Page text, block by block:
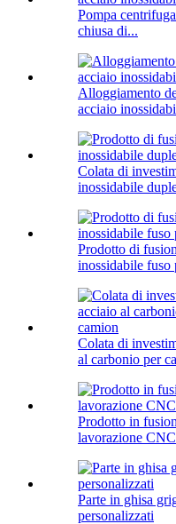
Pompa
chiusa di...
Alloggiamento
acciaio
Colata di
inossidabile
Prodotto di
inossidabile fuso
Colata di
al carbonio per
Prodotto in
lavorazione CNC
Parte in ghisa
personalizzati